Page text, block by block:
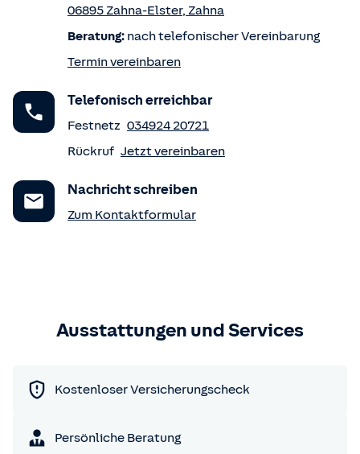
06895Zahna-Elster, Zahna
Beratung: nach telefonischer Vereinbarung
Termin vereinbaren
Telefonisch erreichbar
Festnetz 034924 20721
Rückruf Jetzt vereinbaren
Nachricht schreiben
Zum Kontaktformular
Ausstattungen und Services
Kostenloser Versicherungscheck
Persönliche Beratung